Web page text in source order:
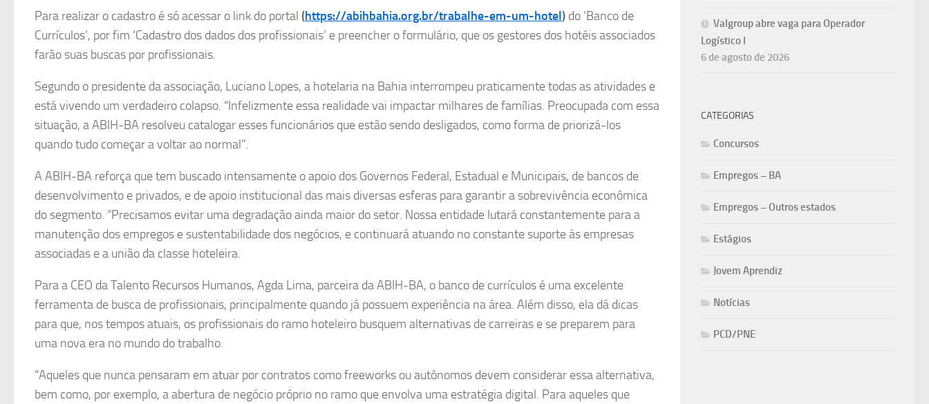
Para realizar o cadastro é só acessar o link do portal (https://abihbahia.org.br/trabalhe-em-um-hotel) do ‘Banco de
Currículos’, por fim ‘Cadastro dos dados dos profissionais’ e preencher o formulário, que os gestores dos hotéis associados
farão suas buscas por profissionais.
Segundo o presidente da associação, Luciano Lopes, a hotelaria na Bahia interrompeu praticamente todas as atividades e
está vivendo um verdadeiro colapso. “Infelizmente essa realidade vai impactar milhares de famílias. Preocupada com essa
situação, a ABIH-BA resolveu catalogar esses funcionários que estão sendo desligados, como forma de priorizá-los
quando tudo começar a voltar ao normal”.
A ABIH-BA reforça que tem buscado intensamente o apoio dos Governos Federal, Estadual e Municipais, de bancos de
desenvolvimento e privados, e de apoio institucional das mais diversas esferas para garantir a sobrevivência econômica
do segmento. “Precisamos evitar uma degradação ainda maior do setor. Nossa entidade lutará constantemente para a
manutenção dos empregos e sustentabilidade dos negócios, e continuará atuando no constante suporte às empresas
associadas e a união da classe hoteleira.
Para a CEO da Talento Recursos Humanos, Agda Lima, parceira da ABIH-BA, o banco de currículos é uma excelente
ferramenta de busca de profissionais, principalmente quando já possuem experiência na área. Além disso, ela dá dicas
para que, nos tempos atuais, os profissionais do ramo hoteleiro busquem alternativas de carreiras e se preparem para
uma nova era no mundo do trabalho.
“Aqueles que nunca pensaram em atuar por contratos como freeworks ou autônomos devem considerar essa alternativa,
bem como, por exemplo, a abertura de negócio próprio no ramo que envolva uma estratégia digital. Para aqueles que
Valgroup abre vaga para Operador
Logístico I
6 de agosto de 2026
CATEGORIAS
Concursos
Empregos – BA
Empregos – Outros estados
Estágios
Jovem Aprendiz
Notícias
PCD/PNE